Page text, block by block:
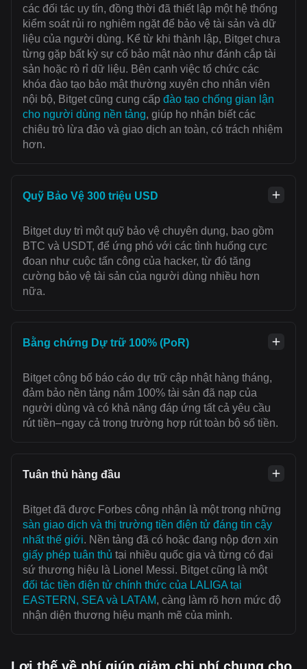
các đối tác uy tín, đồng thời đã thiết lập một hệ thống
kiểm soát rủi ro nghiêm ngặt để bảo vệ tài sản và dữ
liệu của người dùng. Kể từ khi thành lập, Bitget chưa
từng gặp bất kỳ sự cố bảo mật nào như đánh cắp tài
sản hoặc rò rỉ dữ liệu. Bên cạnh việc tổ chức các
khóa đào tạo bảo mật thường xuyên cho nhân viên
nội bộ, Bitget cũng cung cấp đào tạo chống gian lận
cho người dùng nền tảng, giúp họ nhận biết các
chiêu trò lừa đảo và giao dịch an toàn, có trách nhiệm
hơn.
Quỹ Bảo Vệ 300 triệu USD
Bitget duy trì một quỹ bảo vệ chuyên dụng, bao gồm
BTC và USDT, để ứng phó với các tình huống cực
đoan như cuộc tấn công của hacker, từ đó tăng
cường bảo vệ tài sản của người dùng nhiều hơn
nữa.
Bằng chứng Dự trữ 100% (PoR)
Bitget công bố báo cáo dự trữ cập nhật hàng tháng,
đảm bảo nền tảng nắm 100% tài sản đã nạp của
người dùng và có khả năng đáp ứng tất cả yêu cầu
rút tiền–ngay cả trong trường hợp rút toàn bộ số tiền.
Tuân thủ hàng đầu
Bitget đã được Forbes công nhận là một trong những
sàn giao dịch và thị trường tiền điện tử đáng tin cậy
nhất thế giới. Nền tảng đã có hoặc đang nộp đơn xin
giấy phép tuân thủ tại nhiều quốc gia và từng có đại
sứ thương hiệu là Lionel Messi. Bitget cũng là một
đối tác tiền điện tử chính thức của LALIGA tại
EASTERN, SEA và LATAM, càng làm rõ hơn mức độ
nhận diện thương hiệu mạnh mẽ của mình.
Lợi thế về phí giúp giảm chi phí chung cho